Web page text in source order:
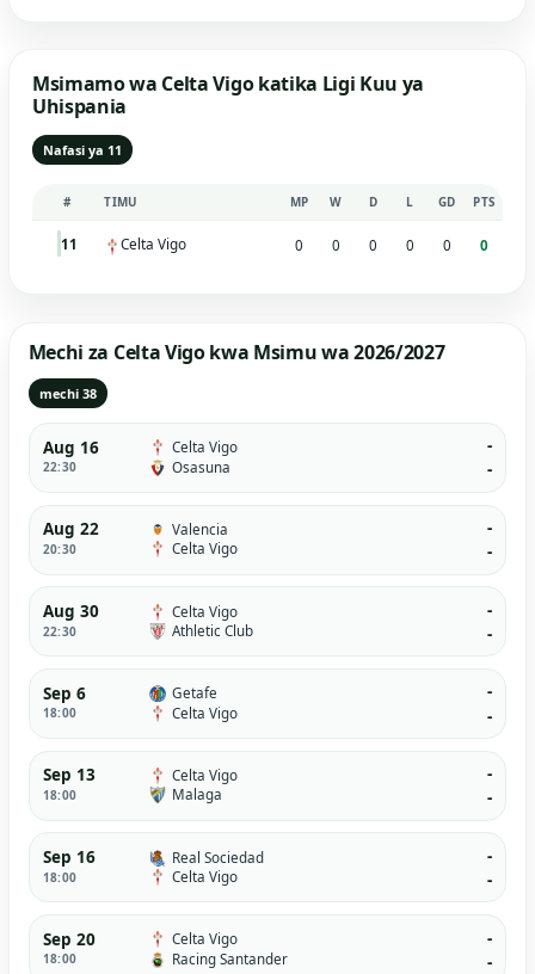
Msimamo wa Celta Vigo katika Ligi Kuu ya
Uhispania
Nafasi ya 11
# TIMU MP W D L GD PTS
11 Celta Vigo 0 0 0 0 0 0
Mechi za Celta Vigo kwa Msimu wa 2026/2027
mechi 38
Aug 16
22:30
Celta Vigo
Osasuna
-
-
Aug 22
20:30
Valencia
Celta Vigo
-
-
Aug 30
22:30
Celta Vigo
Athletic Club
-
-
Sep 6
18:00
Getafe
Celta Vigo
-
-
Sep 13
18:00
Celta Vigo
Malaga
-
-
Sep 16
18:00
Real Sociedad
Celta Vigo
-
-
Sep 20
18:00
Celta Vigo
Racing Santander
-
-